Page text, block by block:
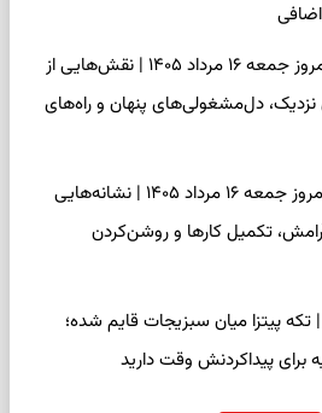
فال قهوه امروز جمعه ۱۶ مرداد ۱۴۰۵ | نقش‌هایی از
دل‌مشغولی‌های پنهان و راه‌های
فال شمع امروز جمعه ۱۶ مرداد ۱۴۰۵ | نشانه‌هایی
تکمیل کارها و روشن‌کردن
تکه پیتزا میان سبزیجات قایم شده؛